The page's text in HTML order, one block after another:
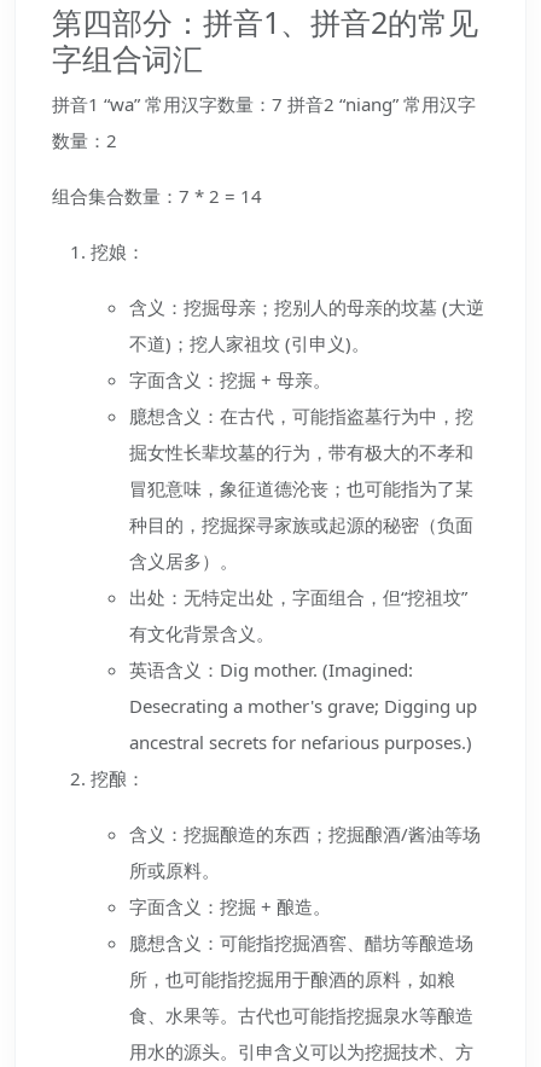
第四部分：拼音1、拼音2的常见
字组合词汇
拼音1 “wa” 常用汉字数量：7 拼音2 “niang” 常用汉字
数量：2
组合集合数量：7 * 2 = 14
挖娘：
含义：挖掘母亲；挖别人的母亲的坟墓 (大逆
不道)；挖人家祖坟 (引申义)。
字面含义：挖掘 + 母亲。
臆想含义：在古代，可能指盗墓行为中，挖
掘女性长辈坟墓的行为，带有极大的不孝和
冒犯意味，象征道德沦丧；也可能指为了某
种目的，挖掘探寻家族或起源的秘密（负面
含义居多）。
出处：无特定出处，字面组合，但“挖祖坟”
有文化背景含义。
英语含义：Dig mother. (Imagined:
Desecrating a mother's grave; Digging up
ancestral secrets for nefarious purposes.)
挖酿：
含义：挖掘酿造的东西；挖掘酿酒/酱油等场
所或原料。
字面含义：挖掘 + 酿造。
臆想含义：可能指挖掘酒窖、醋坊等酿造场
所，也可能指挖掘用于酿酒的原料，如粮
食、水果等。古代也可能指挖掘泉水等酿造
用水的源头。引申含义可以为挖掘技术、方